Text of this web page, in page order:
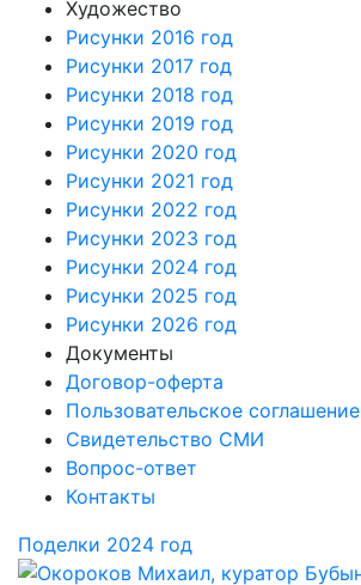
Художество
Рисунки 2016 год
Рисунки 2017 год
Рисунки 2018 год
Рисунки 2019 год
Рисунки 2020 год
Рисунки 2021 год
Рисунки 2022 год
Рисунки 2023 год
Рисунки 2024 год
Рисунки 2025 год
Рисунки 2026 год
Документы
Договор-оферта
Пользовательское соглашение
Свидетельство СМИ
Вопрос-ответ
Контакты
Поделки 2024 год